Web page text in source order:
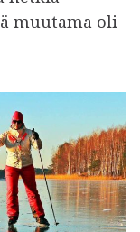
muutama oli